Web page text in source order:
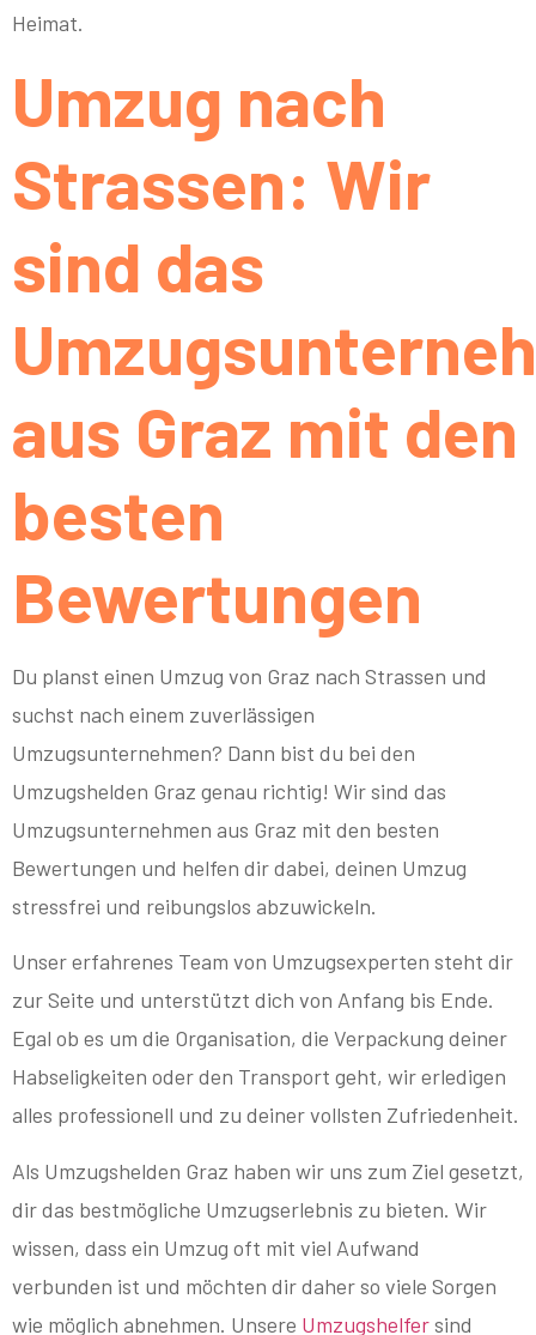
Heimat.
Umzug nach
Strassen: Wir
sind das
aus Graz mit den
besten
Bewertungen
Du planst einen Umzug von Graz nach Strassen und
suchst nach einem zuverlässigen
Umzugsunternehmen? Dann bist du bei den
Umzugshelden Graz genau richtig! Wir sind das
Umzugsunternehmen aus Graz mit den besten
Bewertungen und helfen dir dabei, deinen Umzug
stressfrei und reibungslos abzuwickeln.
Unser erfahrenes Team von Umzugsexperten steht dir
zur Seite und unterstützt dich von Anfang bis Ende.
Egal ob es um die Organisation, die Verpackung deiner
Habseligkeiten oder den Transport geht, wir erledigen
alles professionell und zu deiner vollsten Zufriedenheit.
Als Umzugshelden Graz haben wir uns zum Ziel gesetzt,
dir das bestmögliche Umzugserlebnis zu bieten. Wir
wissen, dass ein Umzug oft mit viel Aufwand
verbunden ist und möchten dir daher so viele Sorgen
wie möglich abnehmen. Unsere Umzugshelfersind